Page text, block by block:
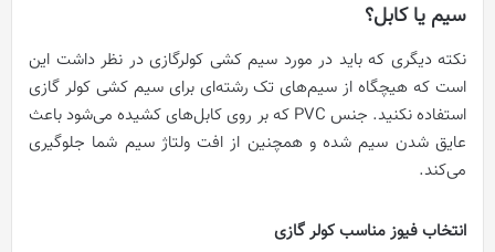
سیم یا کابل؟
نکته دیگری که باید در مورد سیم کشی کولرگازی در نظر داشت این
است که هیچگاه از سیم‌های تک رشته‌ای برای سیم کشی کولر گازی
استفاده نکنید. جنس PVC که بر روی کابل‌های کشیده می‌شود باعث
عایق شدن سیم شده و همچنین از افت ولتاژ سیم شما جلوگیری
می‌کند.
انتخاب فیوز مناسب کولر گازی